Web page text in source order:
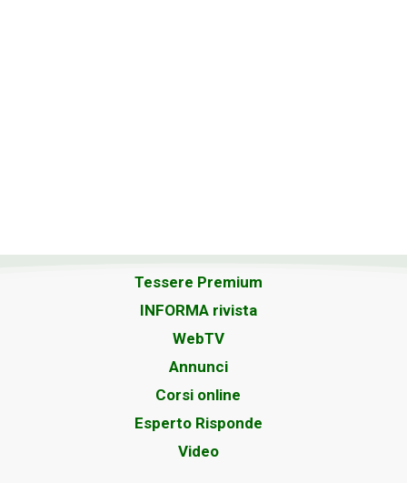
Tessere Premium
INFORMA rivista
WebTV
Annunci
Corsi online
Esperto Risponde
Video